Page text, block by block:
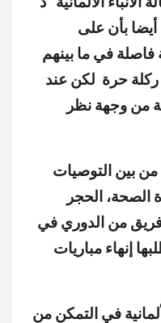
بأن على
في ما بينهم
حرة لكن عند
من وجهة نظر
بين التوصيات
الصحة، الحجر
من الدوري في
إنهاء مباريات
في التمكن من